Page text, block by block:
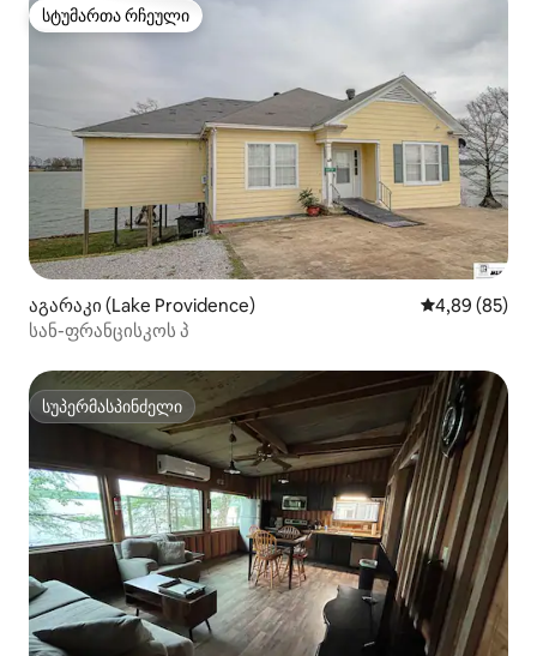
სტუმართა რჩეული
სტუმართა რჩეული
აგარაკი (Lake Providence) საშუალო
4,89 (85)
სან-ფრანცისკოს პ
სუპერმასპინძელი
სუპერმასპინძელი